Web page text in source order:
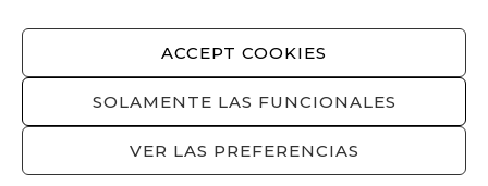
ACCEPT COOKIES
SOLAMENTE LAS FUNCIONALES
VER LAS PREFERENCIAS
© 2026 - Foment del Treball Nacional
de privacidad /Política de cookies
Privacidad redes sociales